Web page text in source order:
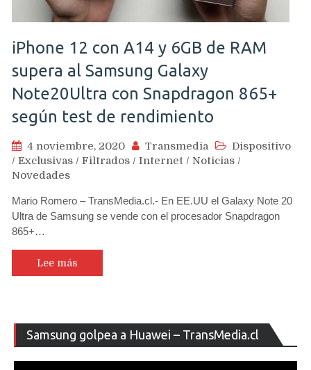
iPhone 12 con A14 y 6GB de RAM
supera al Samsung Galaxy
Note20Ultra con Snapdragon 865+
según test de rendimiento
4 noviembre, 2020 Transmedia
Dispositivo
/ Exclusivas / Filtrados / Internet / Noticias /
Novedades
Mario Romero – TransMedia.cl.- En EE.UU el Galaxy Note 20
Ultra de Samsung se vende con el procesador Snapdragon
865+…
Lee más
Samsung golpea a Huawei – TransMedia.cl
de